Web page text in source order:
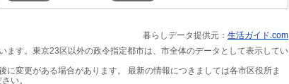
暮らしデータ提供元： 生活ガイド.com
す。東京23区以外の政令指定都市は、市全体のデータとして表示してい
変更がある場合があります。 最新の情報につきましては各市区役所ま
い。